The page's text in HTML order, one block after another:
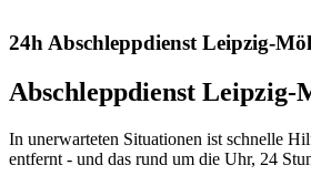
24h Abschleppdienst Leipzig-
Abschleppdienst
In unerwarteten Situationen ist schnelle
entfernt - und das rund um die Uhr, 24